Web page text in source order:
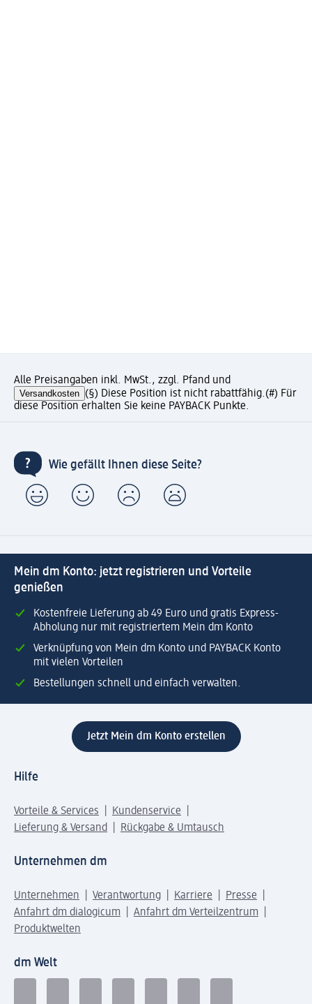
Alle Preisangaben inkl. MwSt., zzgl. Pfand und
Versandkosten (§) Diese Position ist nicht rabattfähig.(#) Für
diese Position erhalten Sie keine PAYBACK Punkte.
Wie gefällt Ihnen diese Seite?
Mein dm Konto: jetzt registrieren und Vorteile
genießen
Kostenfreie Lieferung ab 49 Euro und gratis Express-
Abholung nur mit registriertem Mein dm Konto
Verknüpfung von Mein dm Konto und PAYBACK Konto
mit vielen Vorteilen
Bestellungen schnell und einfach verwalten.
Jetzt Mein dm Konto erstellen
Hilfe
Vorteile & Services
Kundenservice
Lieferung & Versand
Rückgabe & Umtausch
Unternehmen dm
Unternehmen Verantwortung Karriere
Presse
Anfahrt dm dialogicum
Anfahrt dm Verteilzentrum
Produktwelten
dm Welt